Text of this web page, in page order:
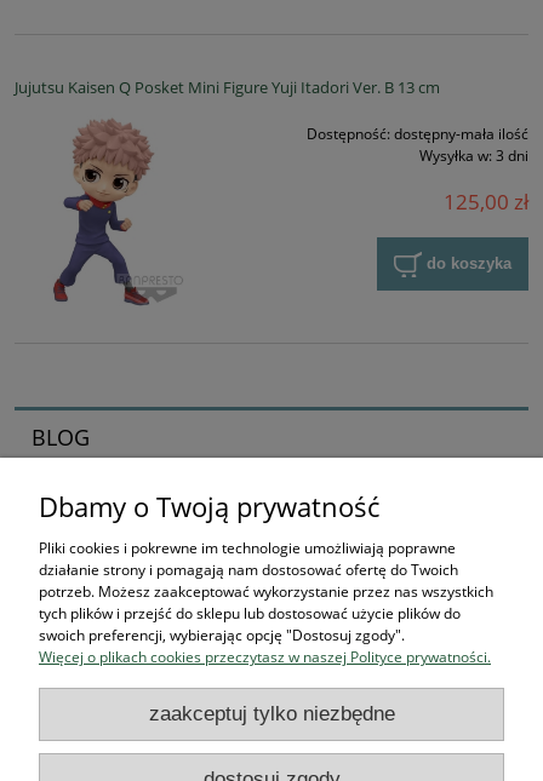
Jujutsu Kaisen Q Posket Mini Figure Yuji Itadori Ver. B 13 cm
Dostępność: dostępny-mała ilość
Wysyłka w: 3 dni
125,00 zł
do koszyka
BLOG
Zaczynamy kolekcjonerska przygodę
16-04-2026 , Stworek
Jak zacząć kolekcjonować
figurki? Przewodnik dla
przyszłych bohaterów
Dbamy o Twoją prywatność
Pliki cookies i pokrewne im technologie umożliwiają poprawne
działanie strony i pomagają nam dostosować ofertę do Twoich
potrzeb. Możesz zaakceptować wykorzystanie przez nas wszystkich
tych plików i przejść do sklepu lub dostosować użycie plików do
swoich preferencji, wybierając opcję "Dostosuj zgody".
Więcej o plikach cookies przeczytasz w naszej Polityce prywatności.
zaakceptuj tylko niezbędne